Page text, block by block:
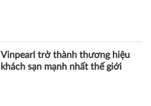
Vinpearl trở thành thương hiệu
khách sạn mạnh nhất thế giới